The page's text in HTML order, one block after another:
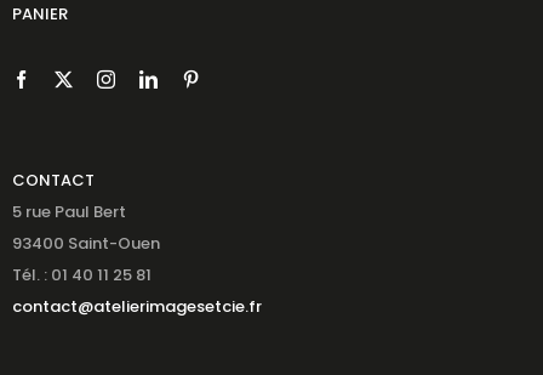
PANIER
CONTACT
5 rue Paul Bert
93400 Saint-Ouen
Tél. : 01 40 11 25 81
contact@atelierimagesetcie.fr